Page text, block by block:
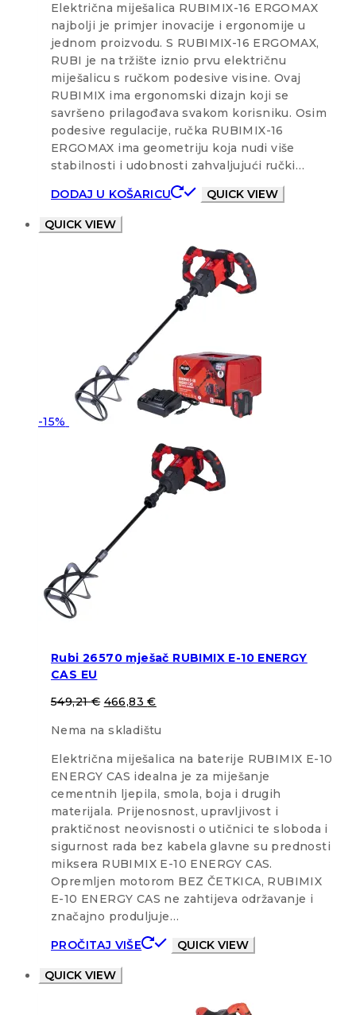
Električna miješalica RUBIMIX-16 ERGOMAX
najbolji je primjer inovacije i ergonomije u
jednom proizvodu. S RUBIMIX-16 ERGOMAX,
RUBI je na tržište iznio prvu električnu
miješalicu s ručkom podesive visine. Ovaj
RUBIMIX ima ergonomski dizajn koji se
savršeno prilagođava svakom korisniku. Osim
podesive regulacije, ručka RUBIMIX-16
ERGOMAX ima geometriju koja nudi više
stabilnosti i udobnosti zahvaljujući ručki…
DODAJ U KOŠARICU
QUICK VIEW
QUICK VIEW
-15%
Rubi 26570 mješač RUBIMIX E-10 ENERGY
CAS EU
549,21€ 466,83€
Nema na skladištu
Električna miješalica na baterije RUBIMIX E-10
ENERGY CAS idealna je za miješanje
cementnih ljepila, smola, boja i drugih
materijala. Prijenosnost, upravljivost i
praktičnost neovisnosti o utičnici te sloboda i
sigurnost rada bez kabela glavne su prednosti
miksera RUBIMIX E-10 ENERGY CAS.
Opremljen motorom BEZ ČETKICA, RUBIMIX
E-10 ENERGY CAS ne zahtijeva održavanje i
značajno produljuje…
PROČITAJ VIŠE
QUICK VIEW
QUICK VIEW